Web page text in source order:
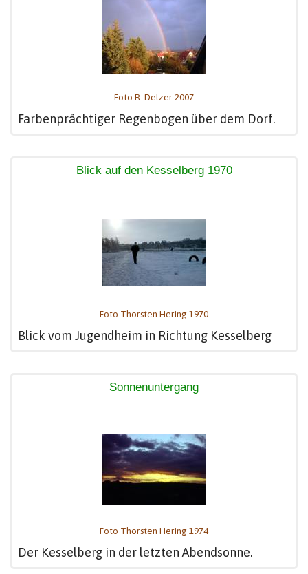
Foto R. Delzer 2007
Farbenprächtiger Regenbogen über dem Dorf.
Blick auf den Kesselberg 1970
Foto Thorsten Hering 1970
Blick vom Jugendheim in Richtung Kesselberg
Sonnenuntergang
Foto Thorsten Hering 1974
Der Kesselberg in der letzten Abendsonne.